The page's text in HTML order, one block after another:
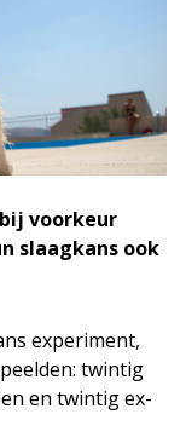
voorkeur
slaagkans ook
experiment,
twintig
en twintig ex-